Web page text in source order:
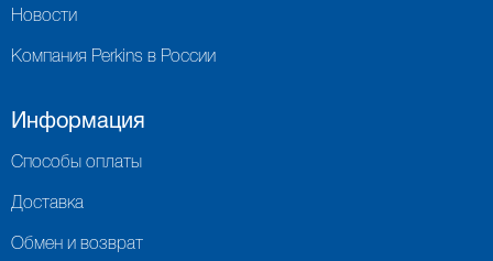
Новости
Компания Perkins в России
Информация
Способы оплаты
Доставка
Обмен и возврат